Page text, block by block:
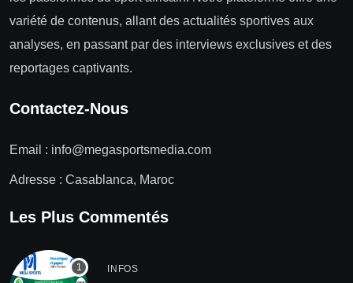
variété de contenus, allant des actualités sportives aux
analyses, en passant par des interviews exclusives et des
reportages captivants.
Contactez-Nous
Email : info@megasportsmedia.com
Adresse : Casablanca, Maroc
Les Plus Commentés
INFOS